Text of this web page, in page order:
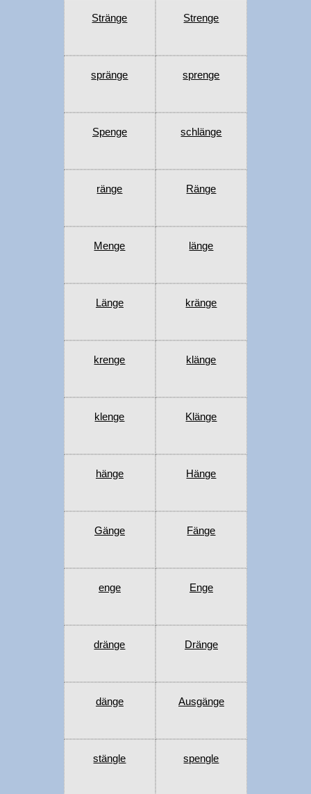
Stränge Strenge
spränge sprenge
Spenge schlänge
ränge Ränge
Menge länge
Länge kränge
krenge klänge
klenge Klänge
hänge Hänge
Gänge Fänge
enge Enge
dränge Dränge
dänge Ausgänge
stängle spengle